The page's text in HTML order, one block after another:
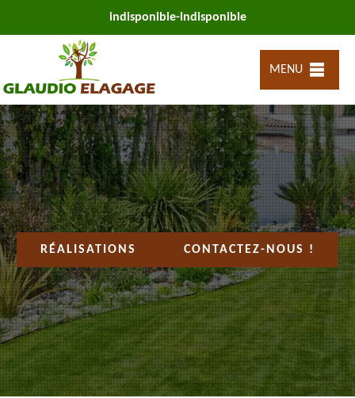
indisponible-indisponible
MENU
RÉALISATIONS CONTACTEZ-NOUS !